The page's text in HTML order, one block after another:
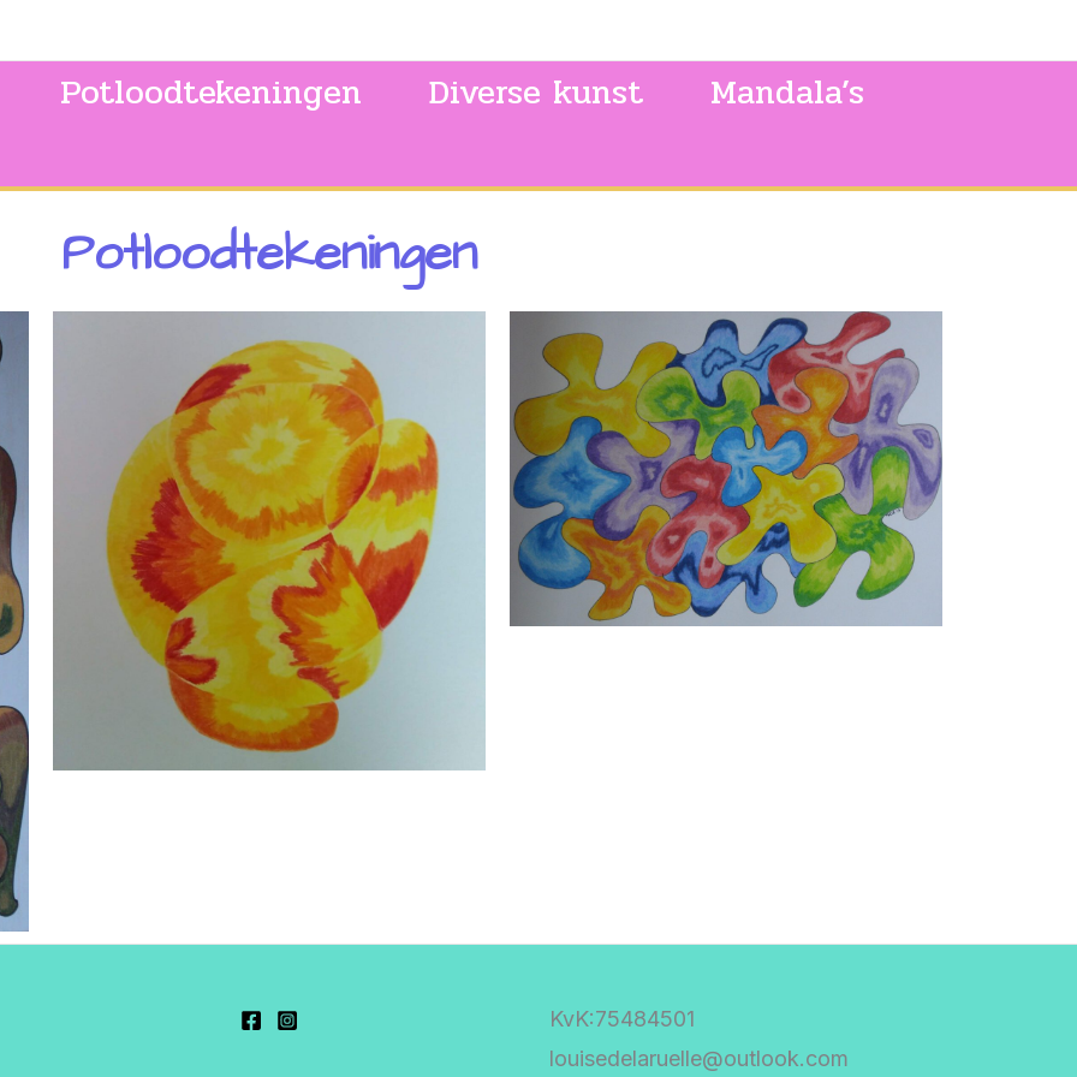
Potloodtekeningen Diverse kunst
Mandala’s
Potloodtekeningen
KvK:75484501
louisedelaruelle@outlook.com